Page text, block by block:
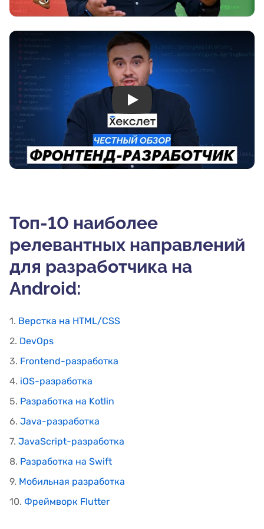
Play
Топ-10 наиболее
релевантных направлений
для разработчика на
Android:
1. Верстка на HTML/CSS
2. DevOps
3. Frontend-разработка
4. iOS-разработка
5. Разработка на Kotlin
6. Java-разработка
7. JavaScript-разработка
8. Разработка на Swift
9. Мобильная разработка
10. Фреймворк Flutter